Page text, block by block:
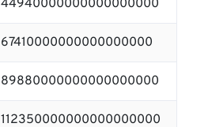
44940000000000000000
67410000000000000000
89880000000000000000
112350000000000000000